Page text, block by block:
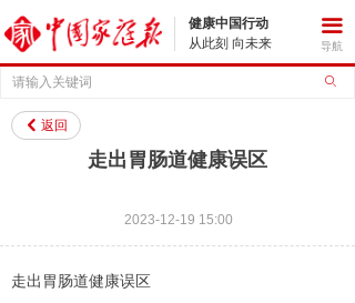
ꄙ
健康中国行动
从此刻 向未来
끀
导航
走出胃肠道健康误区
낒 返回
2023-12-19 15:00
走出胃肠道健康误区